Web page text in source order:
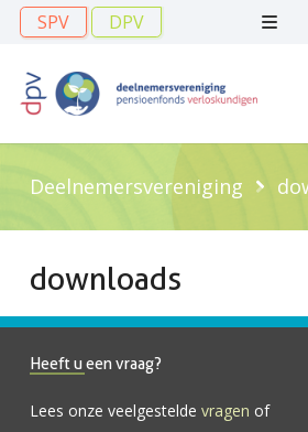
SPV DPV
Deelnemersvereniging
downloads
Heeft u een vraag?
Lees onze veelgestelde vragen of